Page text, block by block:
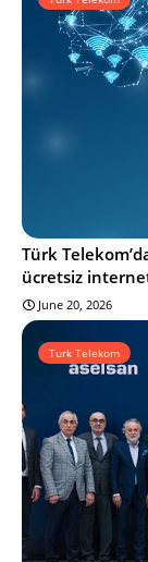
Türk
ücretsiz
June 20, 2026
Turk Telekom